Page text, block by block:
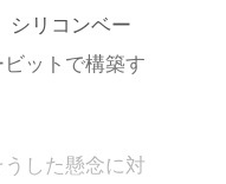
シリコンベー
ットで構築す
した懸念に対